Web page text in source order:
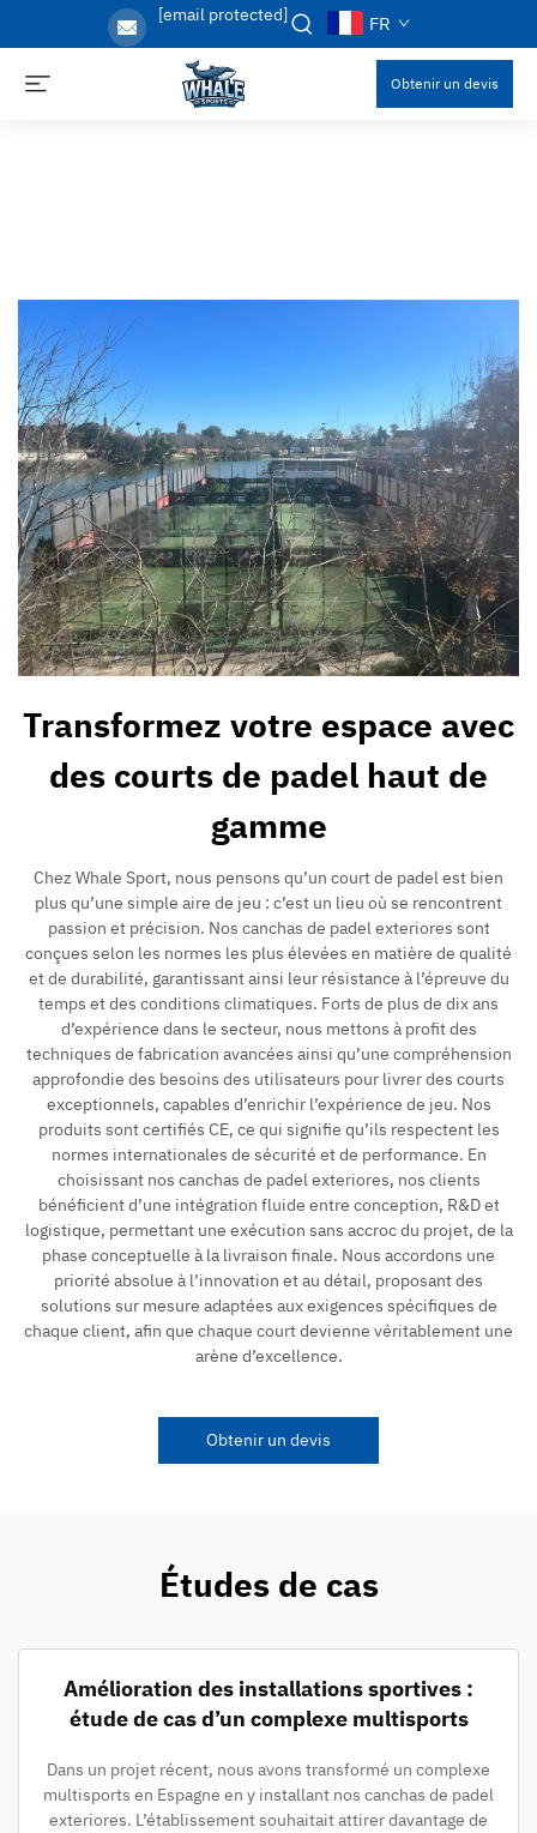
[email protected] FR
Obtenir un devis
Transformez votre espace avec
des courts de padel haut de
gamme
Chez Whale Sport, nous pensons qu’un court de padel est bien
plus qu’une simple aire de jeu : c’est un lieu où se rencontrent
passion et précision. Nos canchas de padel exteriores sont
conçues selon les normes les plus élevées en matière de qualité
et de durabilité, garantissant ainsi leur résistance à l’épreuve du
temps et des conditions climatiques. Forts de plus de dix ans
d’expérience dans le secteur, nous mettons à profit des
techniques de fabrication avancées ainsi qu’une compréhension
approfondie des besoins des utilisateurs pour livrer des courts
exceptionnels, capables d’enrichir l’expérience de jeu. Nos
produits sont certifiés CE, ce qui signifie qu’ils respectent les
normes internationales de sécurité et de performance. En
choisissant nos canchas de padel exteriores, nos clients
bénéficient d’une intégration fluide entre conception, R&D et
logistique, permettant une exécution sans accroc du projet, de la
phase conceptuelle à la livraison finale. Nous accordons une
priorité absolue à l’innovation et au détail, proposant des
solutions sur mesure adaptées aux exigences spécifiques de
chaque client, afin que chaque court devienne véritablement une
arène d’excellence.
Obtenir un devis
Études de cas
Amélioration des installations sportives :
étude de cas d’un complexe multisports
Dans un projet récent, nous avons transformé un complexe
multisports en Espagne en y installant nos canchas de padel
exteriores. L’établissement souhaitait attirer davantage de